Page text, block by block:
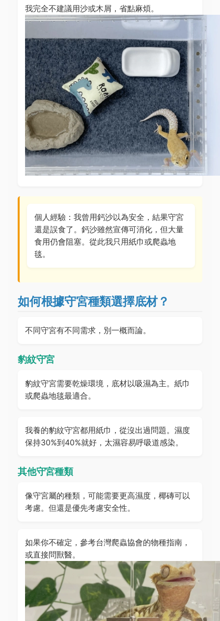
我完全不建議用沙或木屑，省點麻煩。
個人經驗：我曾用鈣沙以為安全，結果守宮
還是誤食了。鈣沙雖然宣傳可消化，但大量
食用仍會阻塞。從此我只用紙巾或爬蟲地
毯。
如何根據守宮種類選擇底材？
不同守宮有不同需求，別一概而論。
豹紋守宮
豹紋守宮需要乾燥環境，底材以吸濕為主。紙巾
或爬蟲地毯最適合。
我養的豹紋守宮都用紙巾，從沒出過問題。濕度
保持30%到40%就好，太濕容易呼吸道感染。
其他守宮種類
像守宮屬的種類，可能需要更高濕度，椰磚可以
考慮。但還是優先考慮安全性。
如果你不確定，參考台灣爬蟲協會的物種指南，
或直接問獸醫。